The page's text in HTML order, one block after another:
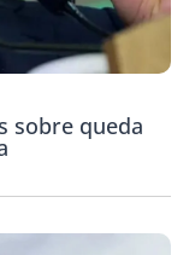
sobre queda